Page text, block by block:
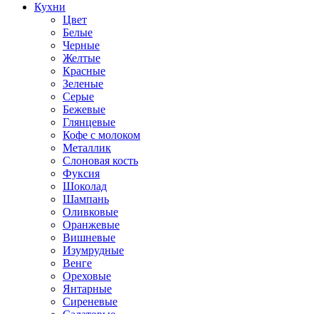
Кухни
Цвет
Белые
Черные
Желтые
Красные
Зеленые
Серые
Бежевые
Глянцевые
Кофе с молоком
Металлик
Слоновая кость
Фуксия
Шоколад
Шампань
Оливковые
Оранжевые
Вишневые
Изумрудные
Венге
Ореховые
Янтарные
Сиреневые